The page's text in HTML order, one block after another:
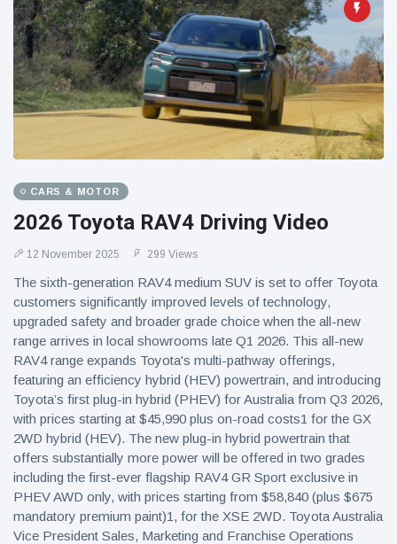
CARS & MOTOR
2026 Toyota RAV4 Driving Video
12 November 2025 299 Views
The sixth-generation RAV4 medium SUV is set to offer Toyota
customers significantly improved levels of technology,
upgraded safety and broader grade choice when the all-new
range arrives in local showrooms late Q1 2026. This all-new
RAV4 range expands Toyota's multi-pathway offerings,
featuring an efficiency hybrid (HEV) powertrain, and introducing
Toyota’s first plug-in hybrid (PHEV) for Australia from Q3 2026,
with prices starting at $45,990 plus on-road costs1 for the GX
2WD hybrid (HEV). The new plug-in hybrid powertrain that
offers substantially more power will be offered in two grades
including the first-ever flagship RAV4 GR Sport exclusive in
PHEV AWD only, with prices starting from $58,840 (plus $675
mandatory premium paint)1, for the XSE 2WD. Toyota Australia
Vice President Sales, Marketing and Franchise Operations